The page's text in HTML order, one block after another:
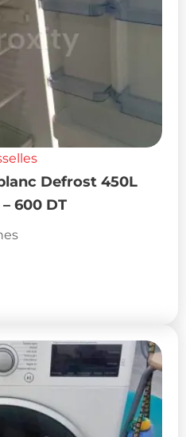
Defrost 450L
600 DT